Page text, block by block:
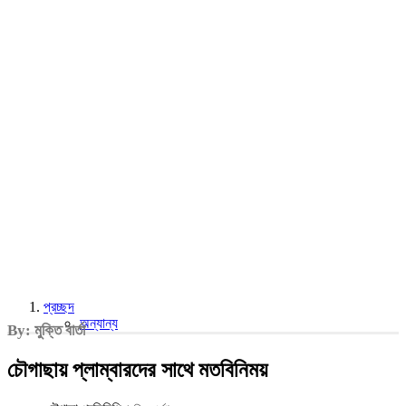
প্রচ্ছদ
অন্যান্য
By: মুক্তি বার্তা
চৌগাছায় প্লাম্বারদের সাথে মতবিনিময়